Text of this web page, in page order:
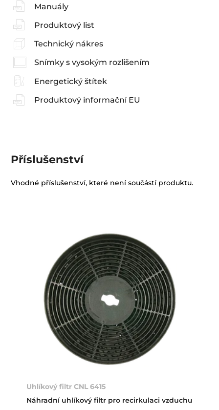
Manuály
Produktový list
Technický nákres
Snímky s vysokým rozlišením
Energetický štítek
Produktový informační EU
Příslušenství
Vhodné příslušenství, které není součástí produktu.
Uhlíkový filtr CNL 6415
Náhradní uhlíkový filtr pro recirkulaci vzduchu